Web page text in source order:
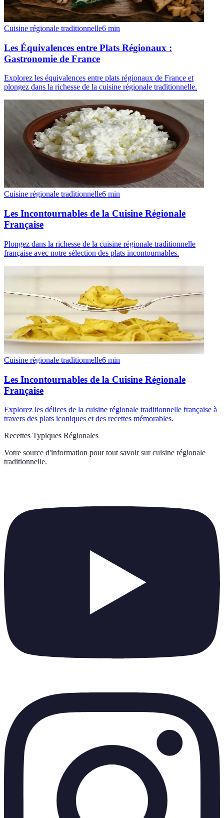
Cuisine régionale traditionnelle6 min
Les Équivalences entre Plats Régionaux :
Gastronomie de France
Explorez les équivalences entre plats régionaux de France et
plongez dans la richesse de la cuisine régionale traditionnelle.
Cuisine régionale traditionnelle6 min
Les Incontournables de la Cuisine Régionale
Française
Plongez dans la richesse de la cuisine régionale traditionnelle
française avec notre sélection des plats incontournables.
Cuisine régionale traditionnelle6 min
Les Incontournables de la Cuisine Régionale
Française
Explorez les délices de la cuisine régionale traditionnelle française à
travers des plats iconiques et des recettes mémorables.
Recettes Typiques Régionales
Votre source d'information pour tout savoir sur cuisine régionale
traditionnelle.